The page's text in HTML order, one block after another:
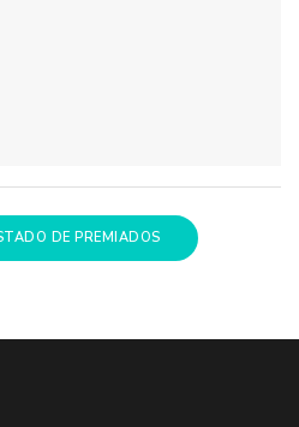
DE PREMIADOS